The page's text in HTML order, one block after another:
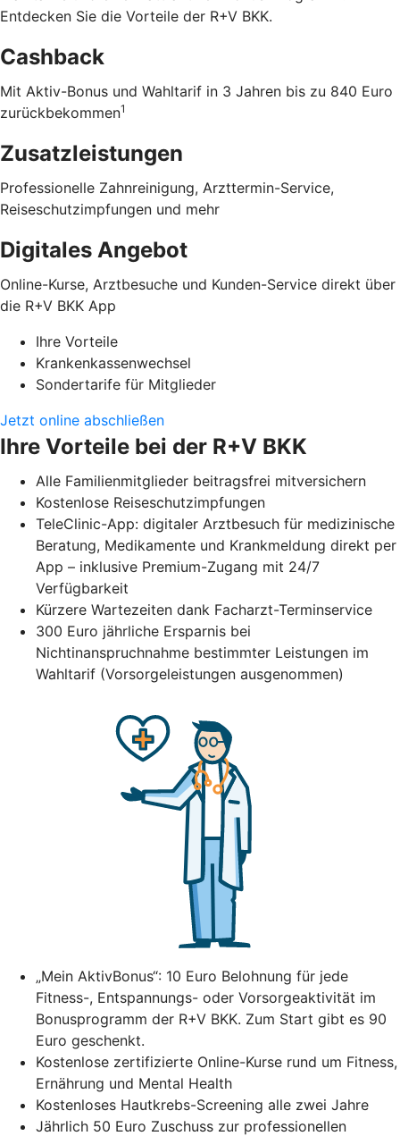
Entdecken Sie die Vorteile der R+V BKK.
Cashback
Mit Aktiv-Bonus und Wahltarif in 3 Jahren bis zu 840 Euro
zurückbekommen1
Zusatzleistungen
Professionelle Zahnreinigung, Arzttermin-Service,
Reiseschutzimpfungen und mehr
Digitales Angebot
Online-Kurse, Arztbesuche und Kunden-Service direkt über
die R+V BKK App
Ihre Vorteile
Krankenkassenwechsel
Sondertarife für Mitglieder
Jetzt online abschließen
Ihre Vorteile bei der R+V BKK
Alle Familienmitglieder beitragsfrei mitversichern
Kostenlose Reiseschutzimpfungen
TeleClinic-App: digitaler Arztbesuch für medizinische
Beratung, Medikamente und Krankmeldung direkt per
App – inklusive Premium-Zugang mit 24/7
Verfügbarkeit
Kürzere Wartezeiten dank Facharzt-Terminservice
300 Euro jährliche Ersparnis bei
Nichtinanspruchnahme bestimmter Leistungen im
Wahltarif (Vorsorgeleistungen ausgenommen)
„Mein AktivBonus“: 10 Euro Belohnung für jede
Fitness-, Entspannungs- oder Vorsorgeaktivität im
Bonusprogramm der R+V BKK. Zum Start gibt es 90
Euro geschenkt.
Kostenlose zertifizierte Online-Kurse rund um Fitness,
Ernährung und Mental Health
Kostenloses Hautkrebs-Screening alle zwei Jahre
Jährlich 50 Euro Zuschuss zur professionellen